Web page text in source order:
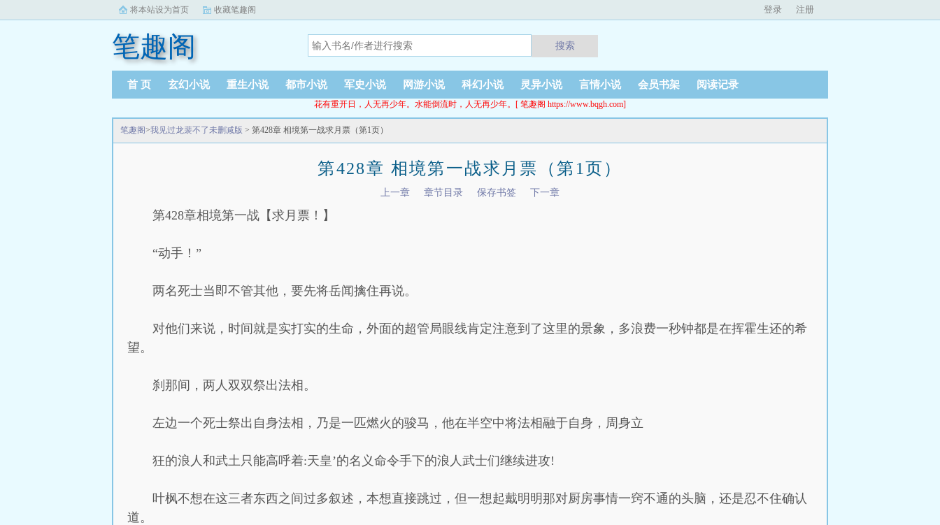
将本站设为首页 收藏笔趣阁 登录 注册
笔趣阁 搜索
首 页 玄幻小说 重生小说 都市小说 军史小说 网游小说 科幻小说 灵异小说 言情小说 会员书架 阅读记录
花有重开日，人无再少年。水能倒流时，人无再少年。[ 笔趣阁 https://www.bqgh.com]
笔趣阁>我见过龙裴不了未删减版 > 第428章 相境第一战求月票（第1页）
第428章 相境第一战求月票（第1页）
上一章 章节目录 保存书签 下一章
第428章相境第一战【求月票！】
“动手！”
两名死士当即不管其他，要先将岳闻擒住再说。
对他们来说，时间就是实打实的生命，外面的超管局眼线肯定注意到了这里的景象，多浪费一秒钟都是在挥霍生还的希
望。
刹那间，两人双双祭出法相。
左边一个死士祭出自身法相，乃是一匹燃火的骏马，他在半空中将法相融于自身，周身立
狂的浪人和武土只能高呼着:天皇’的名义命令手下的浪人武士们继续进攻!
叶枫不想在这三者东西之间过多叙述，本想直接跳过，但一想起戴明明那对厨房事情一窍不通的头脑，还是忍不住确认
道。